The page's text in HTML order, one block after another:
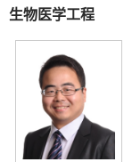
生物医学工程